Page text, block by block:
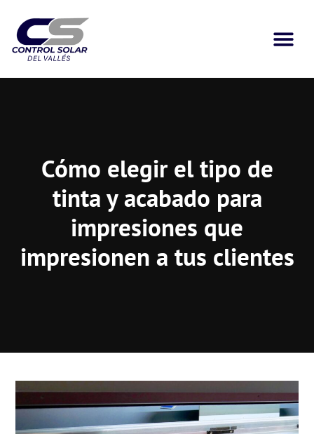
Cómo elegir el tipo de
tinta y acabado para
impresiones que
impresionen a tus clientes